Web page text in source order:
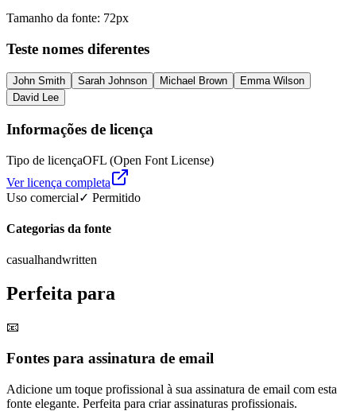
Tamanho da fonte: 72px
Teste nomes diferentes
John Smith Sarah Johnson Michael Brown
Emma Wilson
David Lee
Informações de licença
Tipo de licençaOFL (Open Font License)
Ver licença completa
Uso comercial✓ Permitido
Categorias da fonte
casualhandwritten
Perfeita para
📧
Fontes para assinatura de email
Adicione um toque profissional à sua assinatura de email com esta
fonte elegante. Perfeita para criar assinaturas profissionais.